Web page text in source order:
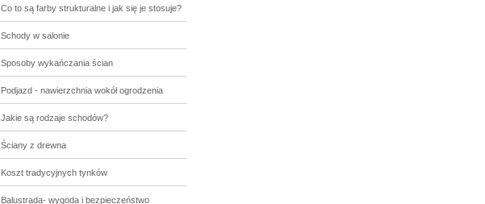
Co to są farby strukturalne i jak się je stosuje?
Schody w salonie
Sposoby wykańczania ścian
Podjazd - nawierzchnia wokół ogrodzenia
Jakie są rodzaje schodów?
Ściany z drewna
Koszt tradycyjnych tynków
Balustrada- wygoda i bezpieczeństwo